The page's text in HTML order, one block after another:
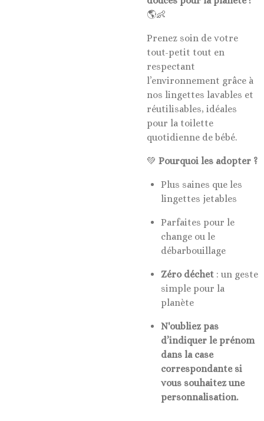
🌎👶
Prenez soin de votre
tout-petit tout en
respectant
l’environnement grâce à
nos lingettes lavables et
réutilisables, idéales
pour la toilette
quotidienne de bébé.
💚 Pourquoi les adopter ?
Plus saines que les
lingettes jetables
Parfaites pour le
change ou le
débarbouillage
Zéro déchet : un geste
simple pour la
planète
N'oubliez pas
d’indiquer le prénom
dans la case
correspondante si
vous souhaitez une
personnalisation.